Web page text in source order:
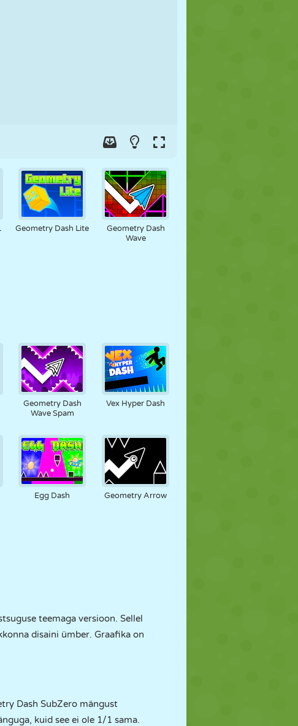
Geometry Dash Lite
Geometry Dash
Wave
Geometry Dash
Wave Spam
Vex Hyper Dash
Egg Dash Geometry Arrow
teemaga versioon. Sellel
disaini ümber. Graafika on
Dash SubZero mängust
kuid see ei ole 1/1 sama.